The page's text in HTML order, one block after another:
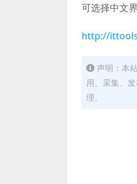
可选择中文
http://
声明：本
用、采集、
理。